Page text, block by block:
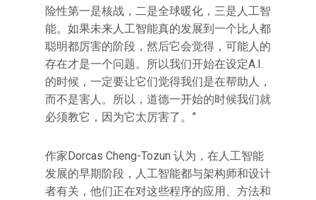
险性第一是核战，二是全球暖化，三是人工智
能。如果未来人工智能真的发展到一个比人都
聪明都厉害的阶段，然后它会觉得，可能人的
存在才是一个问题。所以我们开始在设定A.I.
的时候，一定要让它们觉得我们是在帮助人，
而不是害人。所以，道德一开始的时候我们就
必须教它，因为它太厉害了。”
作家Dorcas Cheng-Tozun 认为，在人工智能
发展的早期阶段，人工智能都与架构师和设计
者有关，他们正在对这些程序的应用、方法和